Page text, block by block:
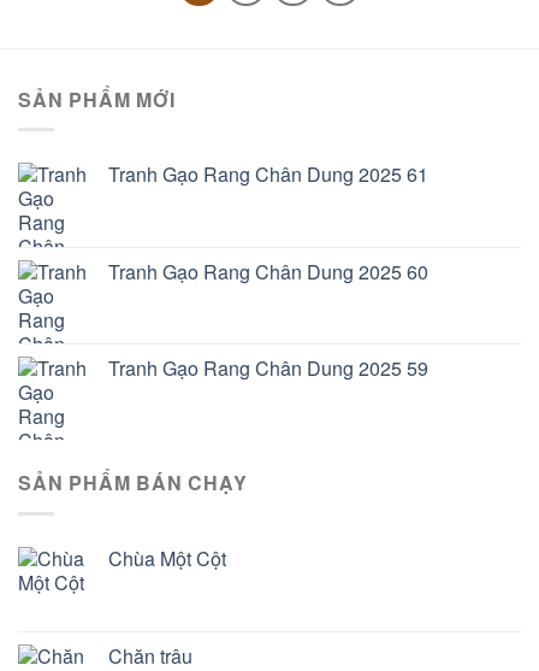
SẢN PHẨM MỚI
Tranh Gạo Rang Chân Dung 2025 61
Tranh Gạo Rang Chân Dung 2025 60
Tranh Gạo Rang Chân Dung 2025 59
SẢN PHẨM BÁN CHẠY
Chùa Một Cột
Chăn trâu